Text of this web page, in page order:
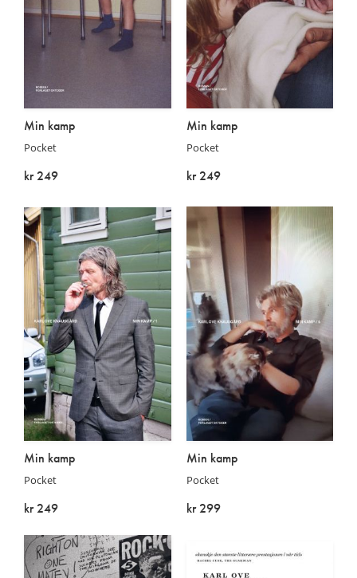
Min kamp
Pocket
kr 249
Min kamp
Pocket
kr 249
Min kamp
Pocket
kr 249
Min kamp
Pocket
kr 299